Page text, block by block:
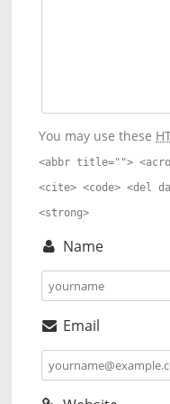
You may use these
<abbr title="">
<cite> <code> <del
<strong>
Name
Email